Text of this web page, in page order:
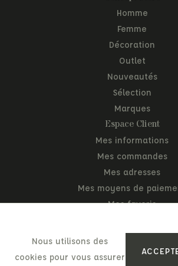
Homme
Femme
Décoration
Outlet
Nouveautés
Sélection
Marques
Espace Client
Mes informations
Mes commandes
Mes adresses
Mes moyens de
Mes favoris
Nous utilisons des
cookies pour vous assurer